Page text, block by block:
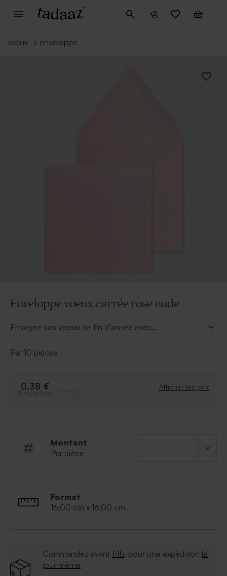
vœux → enveloppe
Enveloppe voeux carrée rose nude
Envoyez vos voeux de fin d'année avec
format est carré 16 x 16 cm.
Par 10 pièces
0,38 € Afficher les prix
Montant
Par pièce
Format
16,00 cm x 16,00 cm
Commandez avant 14h, pour une expédition le
jour même